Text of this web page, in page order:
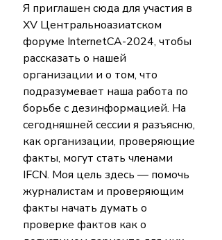
Я приглашен сюда для участия в
XV Центральноазиатском
форуме InternetCA-2024, чтобы
рассказать о нашей
организации и о том, что
подразумевает наша работа по
борьбе с дезинформацией. На
сегодняшней сессии я разъясню,
как организации, проверяющие
факты, могут стать членами
IFCN. Моя цель здесь — помочь
журналистам и проверяющим
факты начать думать о
проверке фактов как о